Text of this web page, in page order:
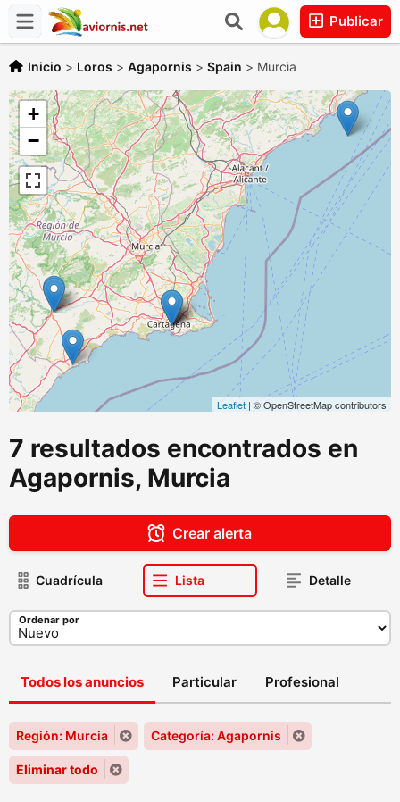
Publicar
Inicio > Loros > Agapornis > Spain > Murcia
+
−
Leaflet | © OpenStreetMap contributors
7 resultados encontrados en
Agapornis, Murcia
Crear alerta
Cuadrícula Lista Detalle
Ordenar por
Todos los anuncios Particular Profesional
Región: Murcia Categoría: Agapornis
Eliminar todo